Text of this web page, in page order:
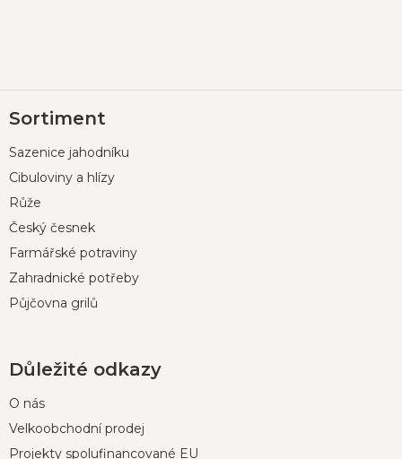
á
a
Sortiment
Sazenice jahodníku
Cibuloviny a hlízy
Růže
Český česnek
Farmářské potraviny
Zahradnické potřeby
Půjčovna grilů
Důležité odkazy
O nás
Velkoobchodní prodej
Projekty spolufinancované EU